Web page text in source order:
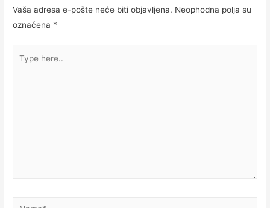
Vaša adresa e-pošte neće biti objavljena. Neophodna polja su
označena *